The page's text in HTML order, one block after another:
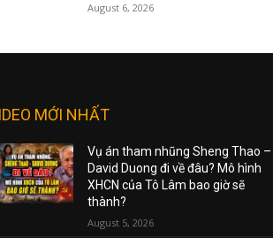
August 6, 2026
MỚI NHẤT
Vụ án tham nhũng Sheng Thao –
David Duong đi về đâu? Mô hình
XHCN của Tô Lâm bao giờ sẽ
thành?
August 5, 2026